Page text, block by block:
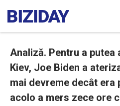
Analiză. Pentru a putea
Kiev, Joe Biden a
mai devreme decât era
acolo a mers zece ore